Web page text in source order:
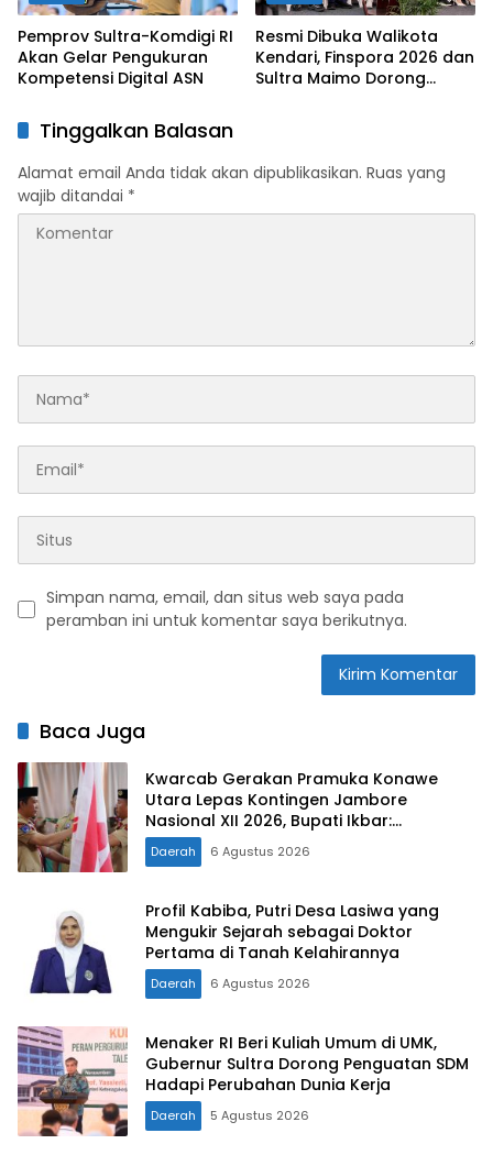
Pemprov Sultra-Komdigi RI
Akan Gelar Pengukuran
Kompetensi Digital ASN
Resmi Dibuka Walikota
Kendari, Finspora 2026 dan
Sultra Maimo Dorong
Tinggalkan Balasan
Alamat email Anda tidak akan dipublikasikan. Ruas yang
wajib ditandai *
Simpan nama, email, dan situs web saya pada
peramban ini untuk komentar saya berikutnya.
Baca Juga
Kwarcab Gerakan Pramuka Konawe
Utara Lepas Kontingen Jambore
Nasional XII 2026, Bupati Ikbar:
Tunjukkan Karakter Generasi Muda
Konut yang Disiplin dan Berprestasi
Daerah 6 Agustus 2026
Profil Kabiba, Putri Desa Lasiwa yang
Mengukir Sejarah sebagai Doktor
Pertama di Tanah Kelahirannya
Daerah 6 Agustus 2026
Menaker RI Beri Kuliah Umum di UMK,
Gubernur Sultra Dorong Penguatan SDM
Hadapi Perubahan Dunia Kerja
Daerah 5 Agustus 2026